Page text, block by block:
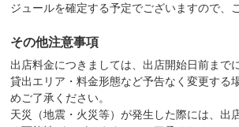
ジュールを確定する予定でございますので、
その他注意事項
出店料金につきましては、出店開始日前まで
貸出エリア・料金形態など予告なく変更する
めご了承ください。
天災（地震・火災等）が発生した際には、出